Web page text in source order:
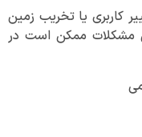
کاربری یا تخریب زمین
مشکلات ممکن است در